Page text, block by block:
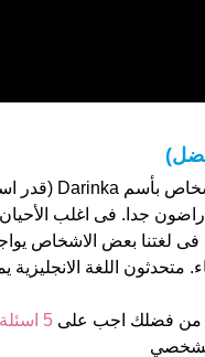
انهم راضون جدا. فى اغلب
فى لغتنا بعض الاشخاص
اللغة الانجليزية
5 اسئلة عن أسمك